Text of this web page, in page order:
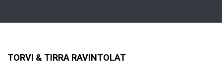
TORVI & TIRRA RAVINTOLAT